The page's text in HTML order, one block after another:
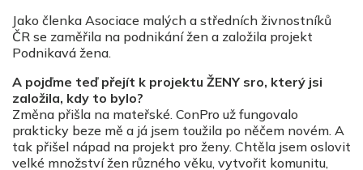
Jako členka Asociace malých a středních živnostníků
ČR se zaměřila na podnikání žen a založila projekt
Podnikavá žena.
A pojďme teď přejít k projektu ŽENY sro, který jsi
založila, kdy to bylo?
Změna přišla na mateřské. ConPro už fungovalo
prakticky beze mě a já jsem toužila po něčem novém. A
tak přišel nápad na projekt pro ženy. Chtěla jsem oslovit
velké množství žen různého věku, vytvořit komunitu,